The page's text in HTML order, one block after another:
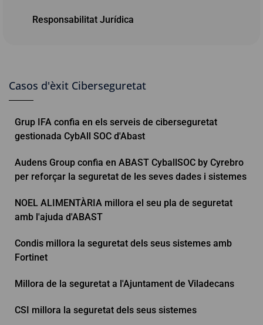
Responsabilitat Jurídica
Casos d'èxit Ciberseguretat
Grup IFA confia en els serveis de ciberseguretat
gestionada CybAll SOC d'Abast
Audens Group confia en ABAST CyballSOC by Cyrebro
per reforçar la seguretat de les seves dades i sistemes
NOEL ALIMENTÀRIA millora el seu pla de seguretat
amb l'ajuda d'ABAST
Condis millora la seguretat dels seus sistemes amb
Fortinet
Millora de la seguretat a l'Ajuntament de Viladecans
CSI millora la seguretat dels seus sistemes